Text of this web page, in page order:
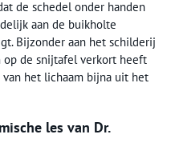
de schedel onder handen
aan de buikholte
Bijzonder aan het schilderij
op de snijtafel verkort heeft
het lichaam bijna uit het
les van Dr.